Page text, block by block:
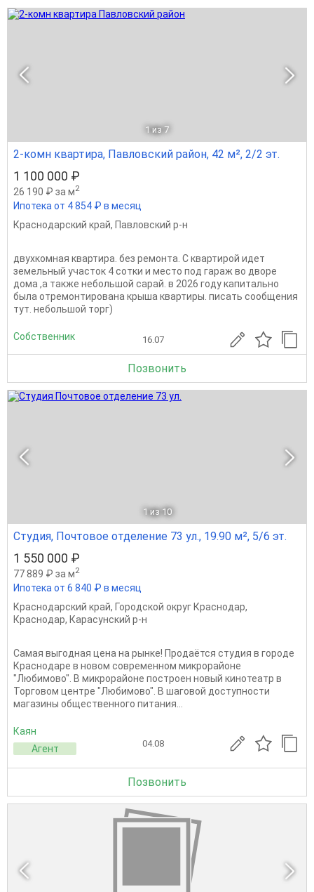
1 из 7
2-комн квартира, Павловский район, 42 м², 2/2 эт.
1 100 000 ₽
26 190 ₽ за м2
Ипотека от 4 854 ₽ в месяц
Краснодарский край, Павловский р-н
двухкомная квартира. без ремонта. С квартирой идет
земельный участок 4 сотки и место под гараж во дворе
дома ,а также небольшой сарай. в 2026 году капитально
была отремонтирована крыша квартиры. писать сообщения
тут. небольшой торг)
Собственник 16.07
Позвонить
1 из 10
Студия, Почтовое отделение 73 ул., 19.90 м², 5/6 эт.
1 550 000 ₽
77 889 ₽ за м2
Ипотека от 6 840 ₽ в месяц
Краснодарский край, Городской округ Краснодар,
Краснодар, Карасунский р-н
Самая выгодная цена на рынке! Продаётся студия в городе
Краснодаре в новом современном микрорайоне
"Любимово". В микрорайоне построен новый кинотеатр в
Торговом центре "Любимово". В шаговой доступности
магазины общественного питания...
Каян
Агент
04.08
Позвонить